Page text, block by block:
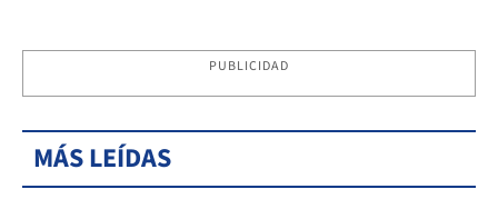
PUBLICIDAD
MÁS LEÍDAS